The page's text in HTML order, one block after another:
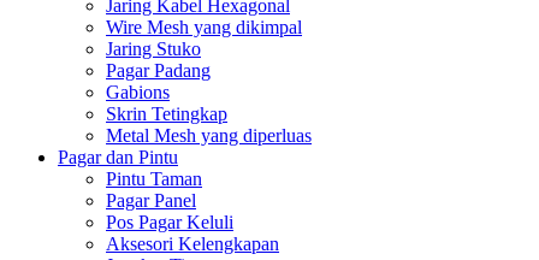
Jaring Kabel Hexagonal
Wire Mesh yang dikimpal
Jaring Stuko
Pagar Padang
Gabions
Skrin Tetingkap
Metal Mesh yang diperluas
Pagar dan Pintu
Pintu Taman
Pagar Panel
Pos Pagar Keluli
Aksesori Kelengkapan